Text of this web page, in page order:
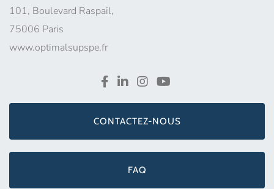
101, Boulevard Raspail,
75006 Paris
www.optimalsupspe.fr
CONTACTEZ-NOUS
FAQ